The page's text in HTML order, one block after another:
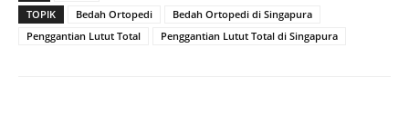
TOPIK
Bedah Ortopedi
Bedah Ortopedi di Singapura
Penggantian Lutut Total
Penggantian Lutut Total di Singapura